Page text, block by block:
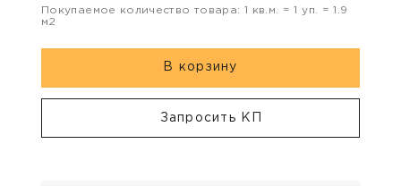
Покупаемое количество товара: 1 кв.м. =1 уп. =1.9
м2
В корзину
Запросить КП